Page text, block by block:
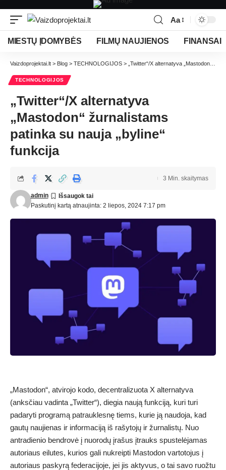
Aa
MIESTŲ ĮDOMYBĖS FILMŲ NAUJIENOS FINANSAI
Vaizdoprojektai.lt > Blog > TECHNOLOGIJOS > „Twitter“/X alternatyva „Mastodon“ žurnalistams patinka su nauja „byline“ funkcija
TECHNOLOGIJOS
„Twitter“/X alternatyva
„Mastodon“ žurnalistams
patinka su nauja „byline“
funkcija
Paskutinį kartą atnaujinta: 2 liepos, 2024 7:17 pm
admin
3 Min. skaitymas
„Mastodon“, atvirojo kodo, decentralizuota X alternatyva
(anksčiau vadinta „Twitter“), diegia naują funkciją, kuri turi
padaryti programą patrauklesnę tiems, kurie ją naudoja, kad
gautų naujienas ir informaciją iš rašytojų ir žurnalistų. Nuo
antradienio bendrovė į nuorodų įrašus įtrauks spustelėjamas
autoriaus eilutes, kurios gali nukreipti Mastodon vartotojus į
autoriaus paskyrą federacijoje, jei jis aktyvus, o tai savo ruožtu